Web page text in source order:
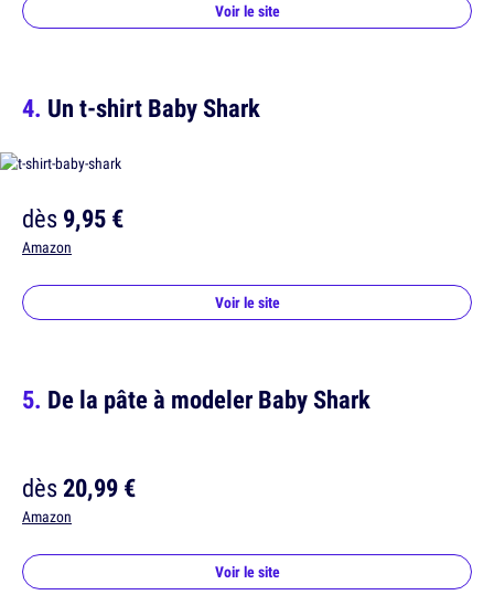
Voir le site
Un t-shirt Baby Shark
dès9,95 €
Amazon
Voir le site
De la pâte à modeler Baby Shark
dès20,99 €
Amazon
Voir le site